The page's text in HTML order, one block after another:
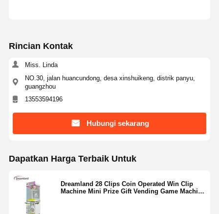
Wisata
Quote
Mesin permainan balap mobil
mesin arcade penembak
Rincian Kontak
Miss. Linda
NO.30, jalan huancundong, desa xinshuikeng, distrik panyu,
guangzhou
13553594196
Hubungi sekarang
Dapatkan Harga Terbaik Untuk
Dreamland 28 Clips Coin Operated Win Clip
Machine Mini Prize Gift Vending Game Machine